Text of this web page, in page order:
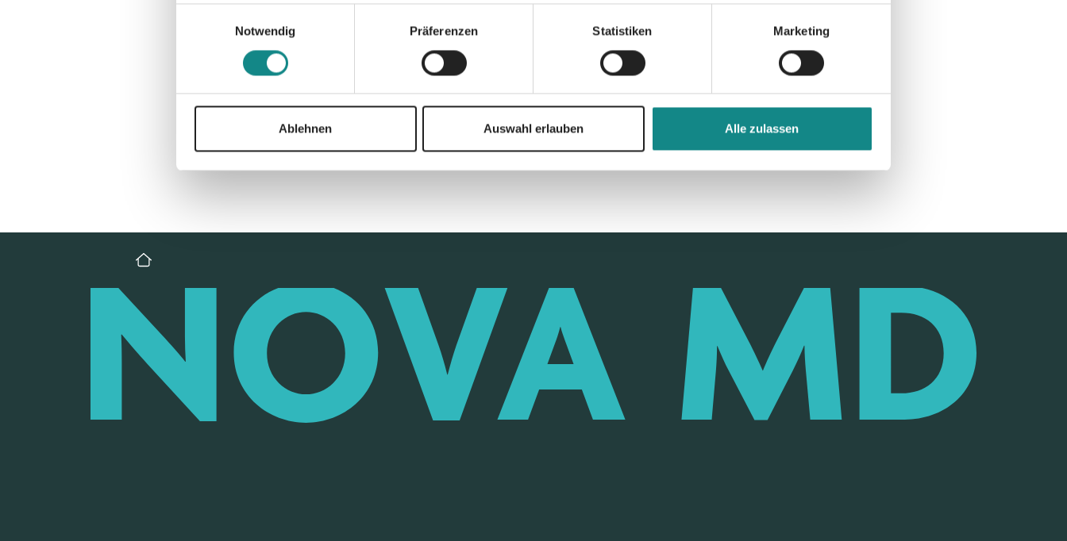
Notwendig
Präferenzen Statistiken Marketing
Ablehnen Auswahl erlauben Alle zulassen